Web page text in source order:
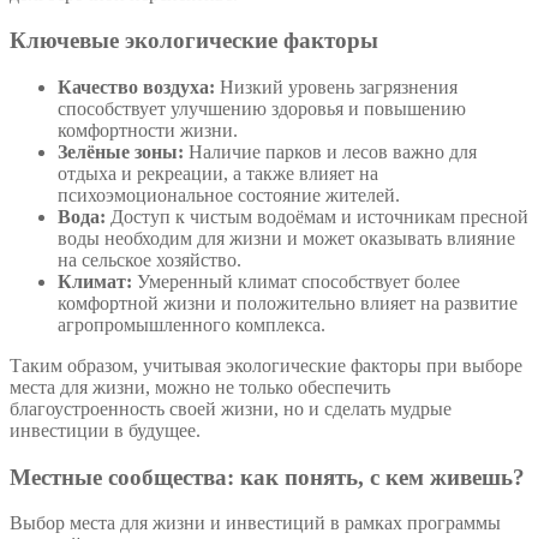
Ключевые экологические факторы
Качество воздуха: Низкий уровень загрязнения
способствует улучшению здоровья и повышению
комфортности жизни.
Зелёные зоны: Наличие парков и лесов важно для
отдыха и рекреации, а также влияет на
психоэмоциональное состояние жителей.
Вода: Доступ к чистым водоёмам и источникам пресной
воды необходим для жизни и может оказывать влияние
на сельское хозяйство.
Климат: Умеренный климат способствует более
комфортной жизни и положительно влияет на развитие
агропромышленного комплекса.
Таким образом, учитывая экологические факторы при выборе
места для жизни, можно не только обеспечить
благоустроенность своей жизни, но и сделать мудрые
инвестиции в будущее.
Местные сообщества: как понять, с кем живешь?
Выбор места для жизни и инвестиций в рамках программы